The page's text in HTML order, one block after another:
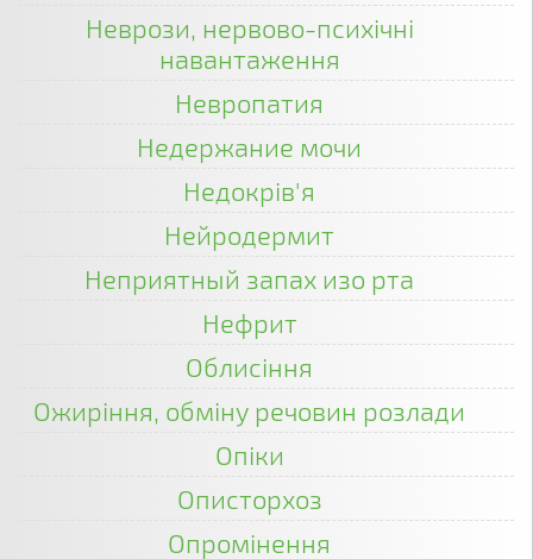
Неврози, нервово-психічні
навантаження
Невропатия
Недержание мочи
Недокрів'я
Нейродермит
Неприятный запах изо рта
Нефрит
Облисіння
Ожиріння, обміну речовин розлади
Опіки
Описторхоз
Опромінення